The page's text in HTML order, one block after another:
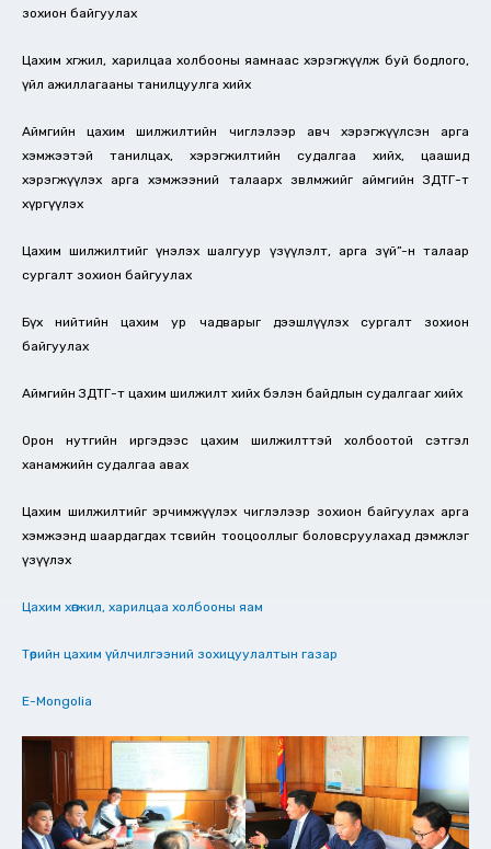
зохион байгуулах
Цахим хөгжил, харилцаа холбооны яамнаас хэрэгжүүлж буй бодлого,
үйл ажиллагааны танилцуулга хийх
Аймгийн цахим шилжилтийн чиглэлээр авч хэрэгжүүлсэн apгa
хэмжээтэй танилцах, хэрэгжилтийн судалгаа хийх, цаашид
хэрэгжүүлэх apгa хэмжээний талаарх зөвлөмжийг аймгийн ЗДТГ-т
хүргүүлэх
Цахим шилжилтийг үнэлэх шалгуур үзүүлэлт, apгa зүй”-н талаар
сургалт зохион байгуулах
Бүx нийтийн цахим yp чадварыг дээшлүүлэх сургалт зохион
байгуулах
Аймгийн ЗДТГ-т цахим шилжилт хийх бэлэн байдлын судалгааг хийх
Орон нутгийн иргэдээс цахим шилжилттэй холбоотой сэтгэл
ханамжийн судалгаа авах
Цахим шилжилтийг эрчимжүүлэх чиглэлээр зохион байгуулах apra
хэмжээнд шаардагдах төсвийн тооцооллыг боловсруулахад дэмжлэг
үзүүлэх
Цахим хөгжил, харилцаа холбооны яам
Төрийн цахим үйлчилгээний зохицуулалтын газар
E-Mongolia